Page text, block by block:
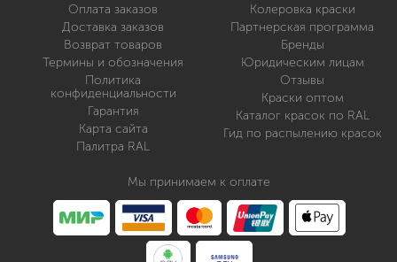
Оплата заказов
Доставка заказов
Возврат товаров
Термины и обозначения
Политика
конфиденциальности
Гарантия
Карта сайта
Палитра RAL
Колеровка краски
Партнерская программа
Бренды
Юридическим лицам
Отзывы
Краски оптом
Каталог красок по RAL
Гид по распылению красок
Мы принимаем к оплате